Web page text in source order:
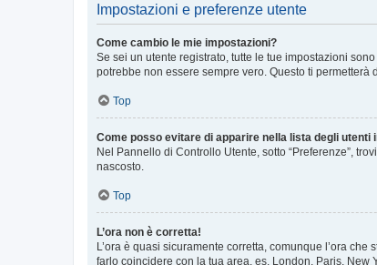
Impostazioni e preferenze utente
Come cambio le mie impostazioni?
Se sei un utente registrato, tutte le tue impostazioni
potrebbe non essere sempre vero. Questo ti permetterà
Top
Come posso evitare di apparire nella lista degli utenti
Nel Pannello di Controllo Utente, sotto “Preferenze”,
nascosto.
Top
L’ora non è corretta!
L’ora è quasi sicuramente corretta, comunque l’ora
farlo coincidere con la tua area, es. London, Paris, New